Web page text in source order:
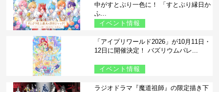
中がすとぷり一色に！ 「すとぷり縁日か
ふ...
イベント情報
「アイプリワールド2026」が10月11日・
12日に開催決定！ バズリウムパレ...
イベント情報
ラジオドラマ『魔道祖師』の限定描き下